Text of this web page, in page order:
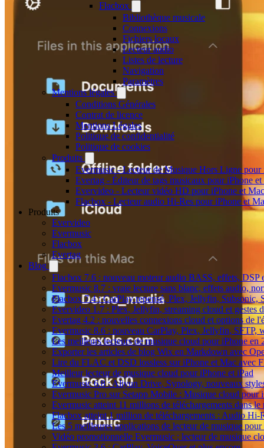
Flacbox
Bibliothèque musicale
Connexions
Fichiers locaux
Lecteur audio
Listes de lecture
Navigation
Paramètres
Mentions légales
Conditions Générales
Contrat de licence
Mentions Légales
Politique de confidentialité
Politique de cookies
Produits
Evermusic - Lecteur de Musique Hors Ligne pour
Evertag - Éditeur de tags musicaux pour iPhone
Evervideo - Lecteur vidéo HD pour iPhone et Mac
Flacbox - Lecteur audio Hi-Res pour iPhone et
Produits
Evervideo
Evermusic
Flacbox
Evertag
Blog
Flacbox 7.6 : nouveau moteur audio BASS, effets, DSP
Evermusic 8.7 : vraie lecture sans blanc, effets audio,
Flacbox 7.4 : CarPlay repensé, Plex, Jellyfin, Subsonic,
Evervideo 1.7 : Plex, Jellyfin, streaming cloud et gestes
Evertag 4.2 : nouvelles connexions cloud et options de
Evermusic 8.6 : nouveau CarPlay, Plex, Jellyfin, SFTP,
Les meilleurs lecteurs de musique cloud pour iPhone en
Exporter les articles de blog Wix en Markdown avec
Lire du FLAC et DSD lossless sur iPhone et Mac avec
Meilleur lecteur de musique cloud pour iPhone et iPad
Evermusic 6.8 : Aliyun Drive, Synology, nouveaux
Evermusic Pro sur Setapp Mobile : Musique cloud pour
Evermusic atteint 11 millions de téléchargements dans le
Flacbox atteint 1 million de téléchargements : Audio Hi-
Les 5 meilleures applications de lecteur de musique
Vidéo promotionnelle Evermusic : lecteur de musique